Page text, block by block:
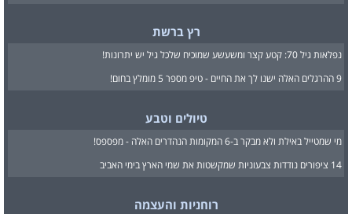
רץ ברשת
נפלאות גיל 70: קטע קצר ומשעשע שמוכיח שלכל גיל יש יתרונות!
9 ההרגלים האלה ישנו לך את החיים - טיפ מספר 5 מומלץ בחום!
טיולים וטבע
מי שמטייל באילת ולא מבקר ב-6 המקומות הנהדרים האלה - מפספס!
14 ציפורים נודדות צבעוניות שמקשטות את שמי הארץ בימי האביב
רוחניות והעצמה